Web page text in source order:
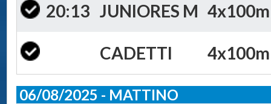
20:13 JUNIORES M
CADETTI
06/08/2025 - MATTINO